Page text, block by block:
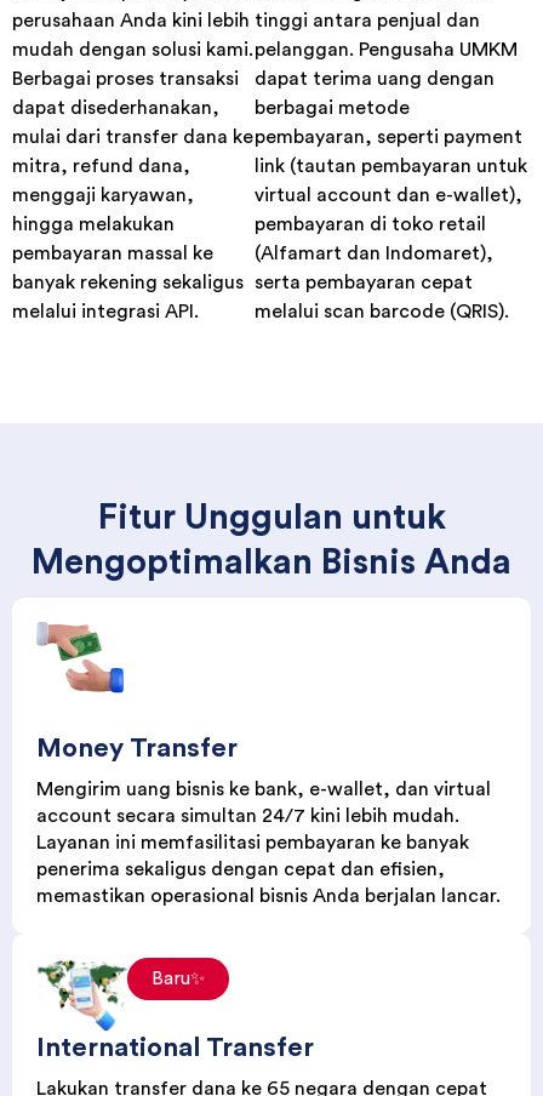
Berbagai proses transaksi
dapat disederhanakan,
mulai dari transfer dana ke
mitra, refund dana,
menggaji karyawan,
hingga melakukan
pembayaran massal ke
banyak rekening sekaligus
melalui integrasi API.
dapat terima uang dengan
berbagai metode
pembayaran, seperti payment
link (tautan pembayaran untuk
virtual account dan e-wallet),
pembayaran di toko retail
(Alfamart dan Indomaret),
serta pembayaran cepat
melalui scan barcode (QRIS).
Mengoptimalkan Bisnis Anda
Money Transfer
account secara simultan 24/7 kini lebih mudah.
Layanan ini memfasilitasi pembayaran ke banyak
penerima sekaligus dengan cepat dan efisien,
memastikan operasional bisnis Anda berjalan lancar.
International Transfer
Lakukan transfer dana ke 65 negara dengan cepat
dan aman. Dukung ekspansi global bisnis Anda
dengan layanan transfer internasional yang andal,